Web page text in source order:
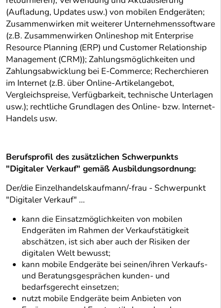
(Aufladung, Updates usw.) von mobilen Endgeräten;
Zusammenwirken mit weiterer Unternehmenssoftware
(z.B. Zusammenwirken Onlineshop mit Enterprise
Resource Planning (ERP) und Customer Relationship
Management (CRM)); Zahlungsmöglichkeiten und
Zahlungsabwicklung bei E-Commerce; Recherchieren
im Internet (z.B. über Online-Artikelangebot,
Vergleichspreise, Verfügbarkeit, technische Unterlagen
usw.); rechtliche Grundlagen des Online- bzw. Internet-
Handels usw.
Berufsprofil des zusätzlichen Schwerpunkts
"Digitaler Verkauf" gemäß Ausbildungsordnung:
Der/die Einzelhandelskaufmann/-frau - Schwerpunkt
"Digitaler Verkauf" ...
kann die Einsatzmöglichkeiten von mobilen
Endgeräten im Rahmen der Verkaufstätigkeit
abschätzen, ist sich aber auch der Risiken der
digitalen Welt bewusst;
kann mobile Endgeräte bei seinen/ihren Verkaufs-
und Beratungsgesprächen kunden- und
bedarfsgerecht einsetzen;
nutzt mobile Endgeräte beim Anbieten von